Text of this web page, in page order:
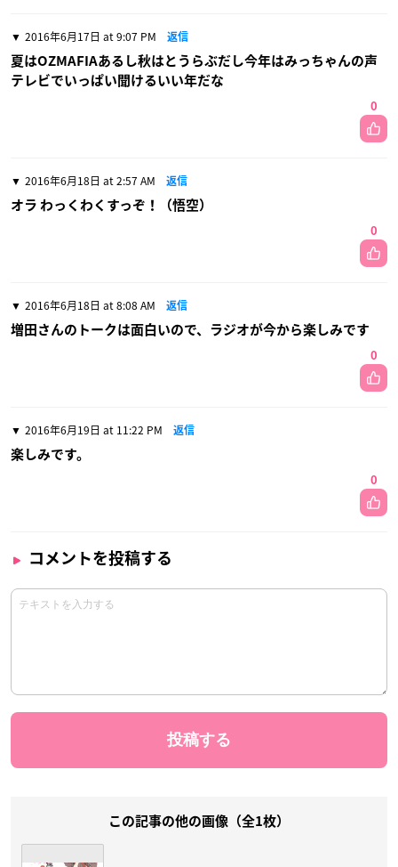
2016年6月17日 at 9:07 PM 返信
夏はOZMAFIAあるし秋はとうらぶだし今年はみっちゃんの声
テレビでいっぱい聞けるいい年だな
0
2016年6月18日 at 2:57 AM 返信
オラ わっくわくすっぞ！（悟空）
0
2016年6月18日 at 8:08 AM 返信
増田さんのトークは面白いので、ラジオが今から楽しみです
0
2016年6月19日 at 11:22 PM 返信
楽しみです。
0
コメントを投稿する
この記事の他の画像（全1枚）